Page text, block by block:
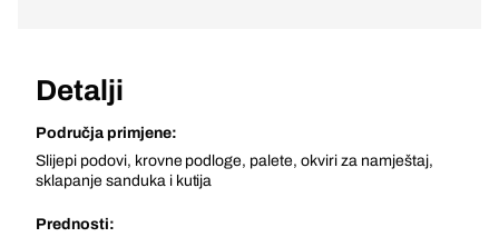
Detalji
Područja primjene:
Slijepi podovi, krovne podloge, palete, okviri za namještaj,
sklapanje sanduka i kutija
Prednosti: